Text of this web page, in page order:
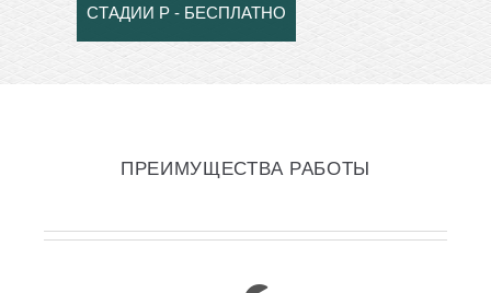
СТАДИИ Р - БЕСПЛАТНО
ПРЕИМУЩЕСТВА РАБОТЫ